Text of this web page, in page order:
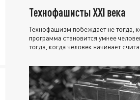
Технофашисты XXI века
Технофашизм побеждает не тогда,
программа становится умнее
тогда, когда человек начинает